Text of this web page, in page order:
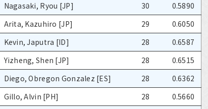
Nagasaki, Ryou [JP] 30
0.5890
Arita, Kazuhiro [JP] 29
0.6050
Kevin, Japutra [ID] 28
0.6587
Yizheng, Shen [JP] 28
0.6515
Diego, Obregon Gonzalez [ES] 28
0.6362
Gillo, Alvin [PH] 28
0.5660